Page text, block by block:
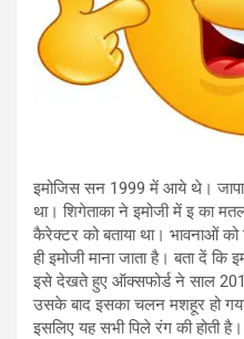
इमोजिस सन 1999 में आये थे।
था। शिगेताका ने इमोजी में इ का
कैरेक्टर को बताया था। भावनाओं
ही इमोजी माना जाता है। बता दें कि
इसे देखते हुए ऑक्सफोर्ड ने साल
उसके बाद इसका चलन मशहूर हो
इसलिए यह सभी पिले रंग की होती है।